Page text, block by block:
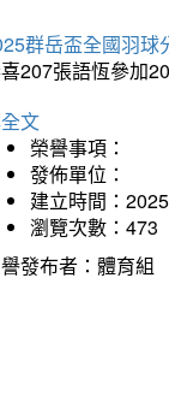
群岳盃全國羽球
207張語恆參加
文
榮譽事項：
發佈單位：
建立時間：
瀏覽次數：473
發布者：體育組